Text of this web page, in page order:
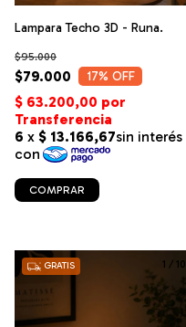
Lampara Techo 3D - Runa.
$79.000
$95.000
17% OFF
COMPRAR
1 / 10
GRATIS